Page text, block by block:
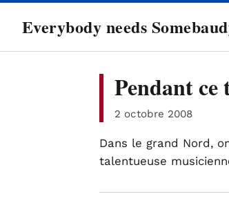
Everybody needs
Pendant
2 octobre 2008
Dans le grand Nord,
talentueuse